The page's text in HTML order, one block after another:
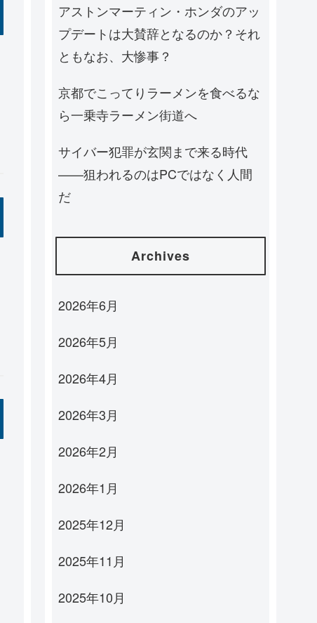
アストンマーティン・ホンダのアッ
プデートは大賛辞となるのか？それ
ともなお、大惨事？
京都でこってりラーメンを食べるな
ら一乗寺ラーメン街道へ
サイバー犯罪が玄関まで来る時代
——狙われるのはPCではなく人間
だ
Archives
2026年6月
2026年5月
2026年4月
2026年3月
2026年2月
2026年1月
2025年12月
2025年11月
2025年10月